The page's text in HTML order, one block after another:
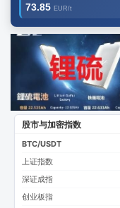
73.85 EUR/t
广告2
股市与加密指数
BTC/USDT
上证指数
深证成指
创业板指